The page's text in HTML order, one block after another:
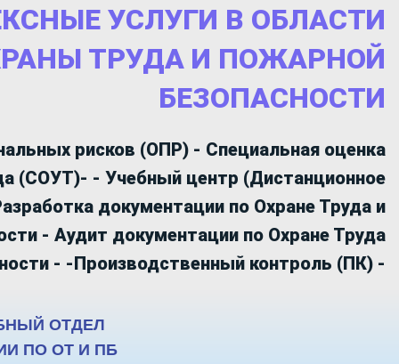
УСЛУГИ В ОБЛАСТИ
ТРУДА И ПОЖАРНОЙ
БЕЗОПАСНОСТИ
рисков (ОПР) - Специальная оценка
(СОУТ)- - Учебный центр (Дистанционное
документации по Охране Труда и
- Аудит документации по Охране Труда
- -Производственный контроль (ПК) -
ОТДЕЛ
ПО ОТ И ПБ